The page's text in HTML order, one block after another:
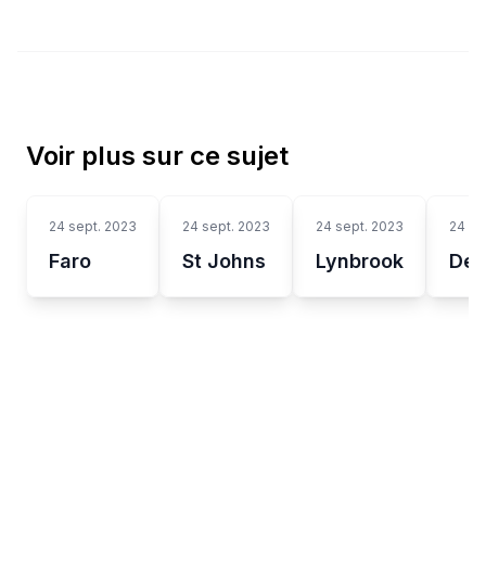
Voir plus sur ce sujet
24 sept. 2023
Faro
24 sept. 2023
St Johns
24 sept. 2023
Lynbrook
24